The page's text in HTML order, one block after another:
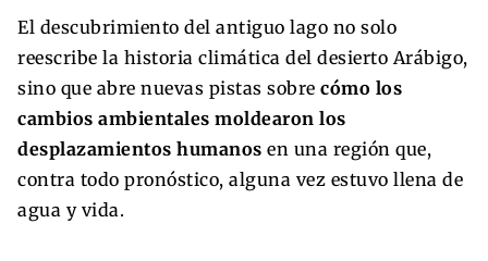
El descubrimiento del antiguo lago no solo
reescribe la historia climática del desierto Arábigo,
sino que abre nuevas pistas sobre cómo los
cambios ambientales moldearon los
desplazamientos humanos en una región que,
contra todo pronóstico, alguna vez estuvo llena de
agua y vida.